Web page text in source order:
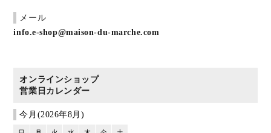
メール
info.e-shop@maison-du-marche.com
オンラインショップ
営業日カレンダー
今月(2026年8月)